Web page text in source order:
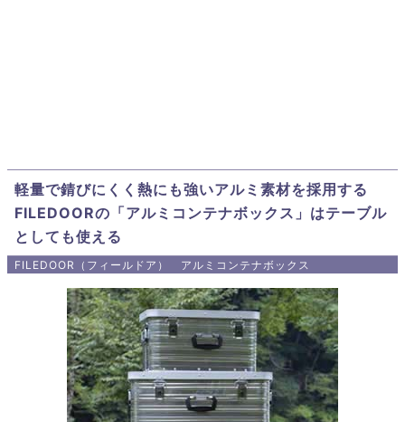
軽量で錆びにくく熱にも強いアルミ素材を採用する
FILEDOORの「アルミコンテナボックス」はテーブル
としても使える
FILEDOOR（フィールドア） アルミコンテナボックス